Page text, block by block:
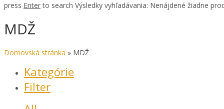
press Enterto search Výsledky vyhľadávania: Nenájdené žiadne
MDŽ
Domovská stránka » MDŽ
Kategórie
Filter